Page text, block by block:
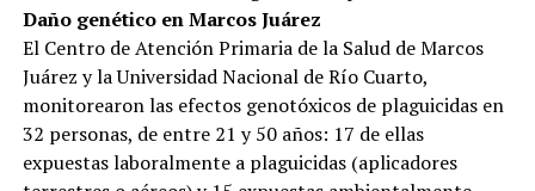
Daño genético en Marcos Juárez
El Centro de Atención Primaria de la Salud de Marcos
Juárez y la Universidad Nacional de Río Cuarto,
monitorearon las efectos genotóxicos de plaguicidas en
32 personas, de entre 21 y 50 años: 17 de ellas
expuestas laboralmente a plaguicidas (aplicadores